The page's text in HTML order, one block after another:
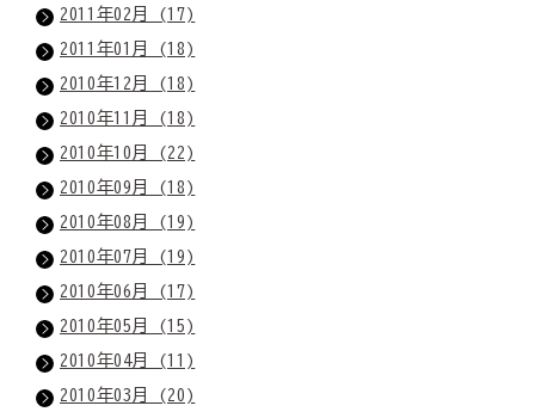
2011年02月 (17)
2011年01月 (18)
2010年12月 (18)
2010年11月 (18)
2010年10月 (22)
2010年09月 (18)
2010年08月 (19)
2010年07月 (19)
2010年06月 (17)
2010年05月 (15)
2010年04月 (11)
2010年03月 (20)